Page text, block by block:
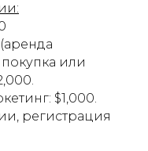
или
$1,000.
регистрация